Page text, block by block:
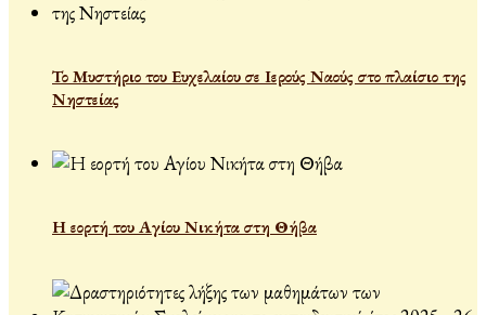
Το Μυστήριο του Ευχελαίου σε Ιερούς Ναούς στο πλαίσιο της
Νηστείας
Η εορτή του Αγίου Νικήτα στη Θήβα